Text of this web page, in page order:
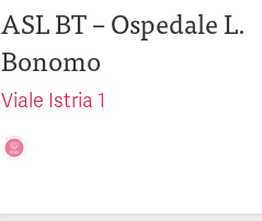
ASL BT – Ospedale L.
Bonomo
Viale Istria 1